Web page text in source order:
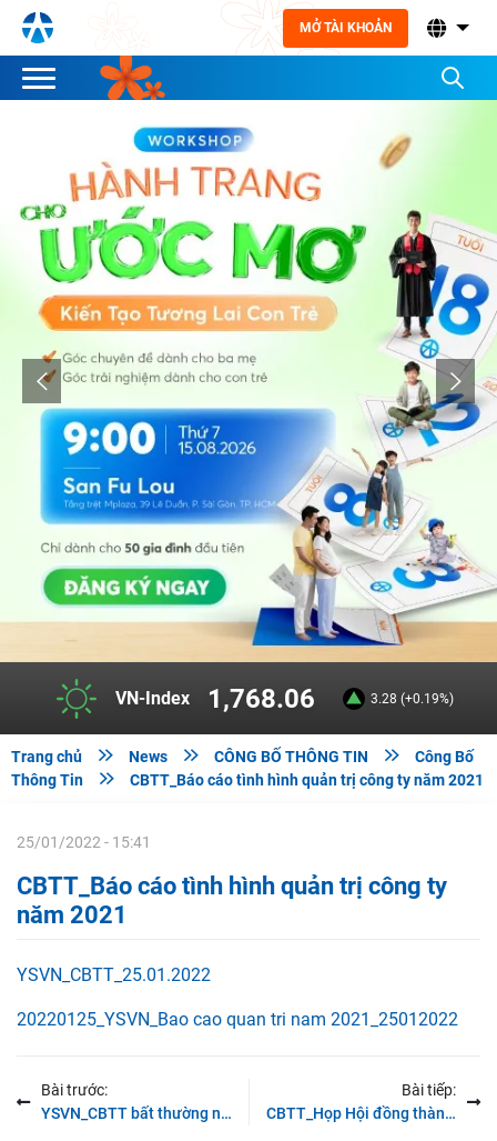
MỞ TÀI KHOẢN
VN-Index 1,768.06 3.28 (+0.19%)
Trang chủ  News  CÔNG BỐ THÔNG TIN 
Công Bố
Thông Tin
 CBTT_Báo cáo tình hình quản trị công ty năm 2021
25/01/2022 - 15:41
CBTT_Báo cáo tình hình quản trị công ty
năm 2021
YSVN_CBTT_25.01.2022
20220125_YSVN_Bao cao quan tri nam 2021_25012022
Bài trước:
YSVN_CBTT bất thường ngày 20/01/2022
Bài tiếp:
CBTT_Họp Hội đồng thành viên ngày 16/02/2022